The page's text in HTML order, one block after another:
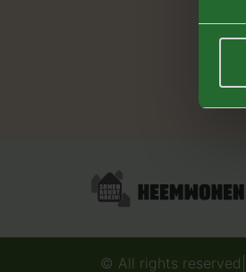
© All rights reserved